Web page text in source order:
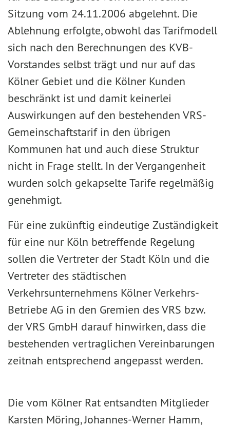
Sitzung vom 24.11.2006 abgelehnt. Die
Ablehnung erfolgte, obwohl das Tarifmodell
sich nach den Berechnungen des KVB-
Vorstandes selbst trägt und nur auf das
Kölner Gebiet und die Kölner Kunden
beschränkt ist und damit keinerlei
Auswirkungen auf den bestehenden VRS-
Gemeinschaftstarif in den übrigen
Kommunen hat und auch diese Struktur
nicht in Frage stellt. In der Vergangenheit
wurden solch gekapselte Tarife regelmäßig
genehmigt.
Für eine zukünftig eindeutige Zuständigkeit
für eine nur Köln betreffende Regelung
sollen die Vertreter der Stadt Köln und die
Vertreter des städtischen
Verkehrsunternehmens Kölner Verkehrs-
Betriebe AG in den Gremien des VRS bzw.
der VRS GmbH darauf hinwirken, dass die
bestehenden vertraglichen Vereinbarungen
zeitnah entsprechend angepasst werden.
Die vom Kölner Rat entsandten Mitglieder
Karsten Möring, Johannes-Werner Hamm,